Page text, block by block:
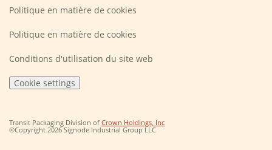
Politique en matière de cookies
Politique en matière de cookies
Conditions d'utilisation du site web
Cookie settings
Transit Packaging Division of Crown Holdings, Inc(Opens
in
©Copyright 2026 Signode Industrial Group LLC